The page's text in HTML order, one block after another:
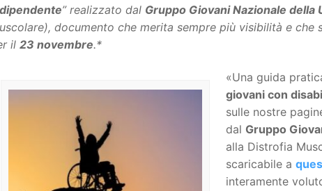
” realizzato dal Gruppo Giovani Nazionale della
documento che merita sempre più visibilità e che
il 23 novembre.*
«Una guida
giovani con
sulle nostre
dal Gruppo
alla Distrofia
scaricabile a
interamente